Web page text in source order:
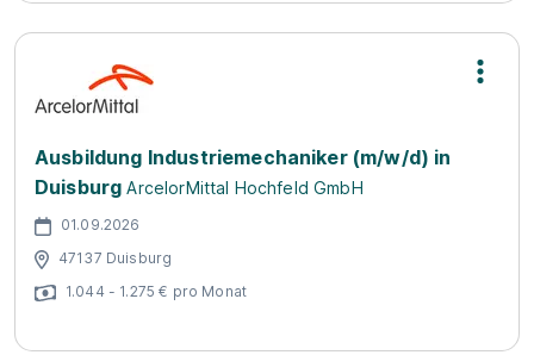
Ausbildung Industriemechaniker (m/w/d) in
Duisburg ArcelorMittal Hochfeld GmbH
01.09.2026
47137 Duisburg
1.044 - 1.275 € pro Monat